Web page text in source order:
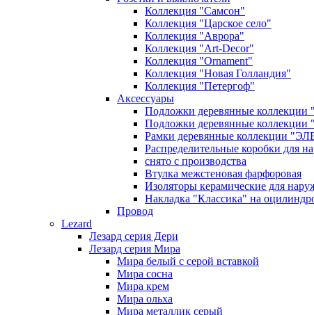
Коллекция "Самсон"
Коллекция "Царское село"
Коллекция "Аврора"
Коллекция "Art-Decor"
Коллекция "Ornament"
Коллекция "Новая Голландия"
Коллекция "Петергоф"
Аксессуары
Подложки деревянные
Подложки деревянные
Рамки деревянные коллекции
Распределительные коробки для
снято с производства
Втулка межстеновая фарфоровая
Изоляторы керамические для
Накладка "Классика" на
Провод
Lezard
Лезард серия Дери
Лезард серия Мира
Мира белый c серой вставкой
Мира сосна
Мира крем
Мира ольха
Мира металлик серый